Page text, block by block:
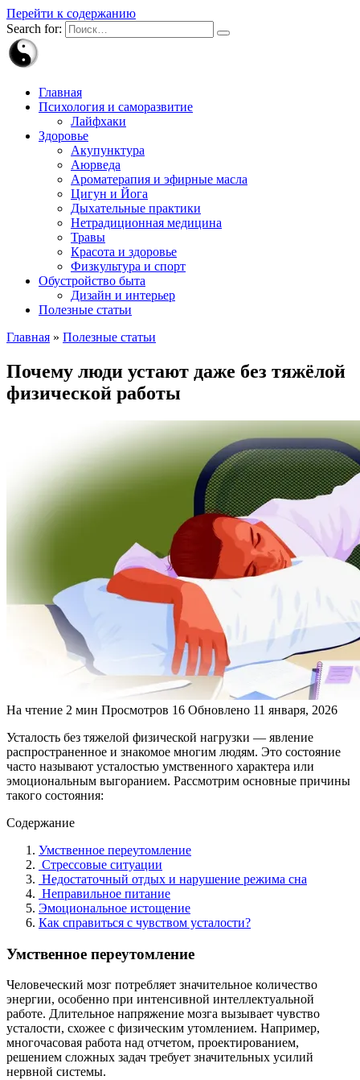
Перейти к содержанию
Search for:
Главная
Психология и саморазвитие
Лайфхаки
Здоровье
Акупунктура
Аюрведа
Ароматерапия и эфирные масла
Цигун и Йога
Дыхательные практики
Нетрадиционная медицина
Травы
Красота и здоровье
Физкультура и спорт
Обустройство быта
Дизайн и интерьер
Полезные статьи
Главная » Полезные статьи
Почему люди устают даже без тяжёлой
физической работы
На чтение 2 мин Просмотров 16 Обновлено 11 января, 2026
Усталость без тяжелой физической нагрузки — явление
распространенное и знакомое многим людям. Это состояние
часто называют усталостью умственного характера или
эмоциональным выгоранием. Рассмотрим основные причины
такого состояния:
Содержание
Умственное переутомление
Стрессовые ситуации
Недостаточный отдых и нарушение режима сна
Неправильное питание
Эмоциональное истощение
Как справиться с чувством усталости?
Умственное переутомление
Человеческий мозг потребляет значительное количество
энергии, особенно при интенсивной интеллектуальной
работе. Длительное напряжение мозга вызывает чувство
усталости, схожее с физическим утомлением. Например,
многочасовая работа над отчетом, проектированием,
решением сложных задач требует значительных усилий
нервной системы.